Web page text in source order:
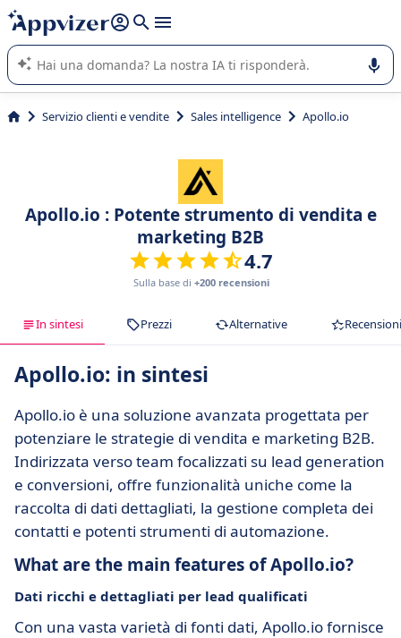
righe con
shift + enter
L'IA di Appvizer vi guida nell'utilizzo o nella scelta di un
software SaaS per la vostra azienda.
Servizio clienti e vendite Sales intelligence Apollo.io
Apollo.io : Potente strumento di vendita e
marketing B2B
4.7
Sulla base di +200 recensioni
In sintesi Prezzi Alternative Recensioni
Apollo.io: in sintesi
Apollo.io è una soluzione avanzata progettata per
potenziare le strategie di vendita e marketing B2B.
Indirizzata verso team focalizzati su lead generation
e conversioni, offre funzionalità uniche come la
raccolta di dati dettagliati, la gestione completa dei
contatti e potenti strumenti di automazione.
What are the main features of Apollo.io?
Dati ricchi e dettagliati per lead qualificati
Con una vasta varietà di fonti dati, Apollo.io fornisce